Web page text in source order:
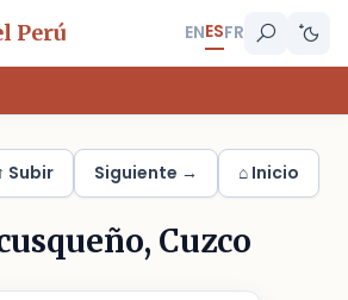
Perú ENESFR
↑ Subir Siguiente → ⌂ Inicio
Cuzco